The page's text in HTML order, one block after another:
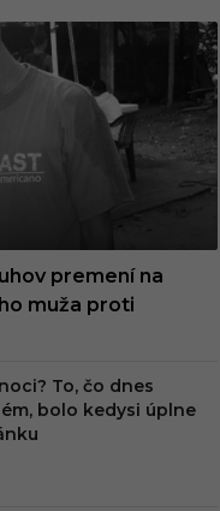
premení na
muža proti
To, čo dnes
bolo kedysi úplne